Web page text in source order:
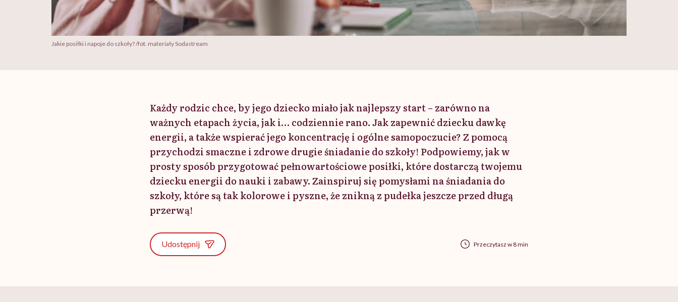
Jakie posiłki i napoje do szkoły? /fot. materiały Sodastream
Każdy rodzic chce, by jego dziecko miało jak najlepszy start – zarówno na
ważnych etapach życia, jak i… codziennie rano. Jak zapewnić dziecku dawkę
energii, a także wspierać jego koncentrację i ogólne samopoczucie? Z pomocą
przychodzi smaczne i zdrowe drugie śniadanie do szkoły! Podpowiemy, jak w
prosty sposób przygotować pełnowartościowe posiłki, które dostarczą twojemu
dziecku energii do nauki i zabawy. Zainspiruj się pomysłami na śniadania do
szkoły, które są tak kolorowe i pyszne, że znikną z pudełka jeszcze przed długą
przerwą!
Udostępnij Przeczytasz w 8 min